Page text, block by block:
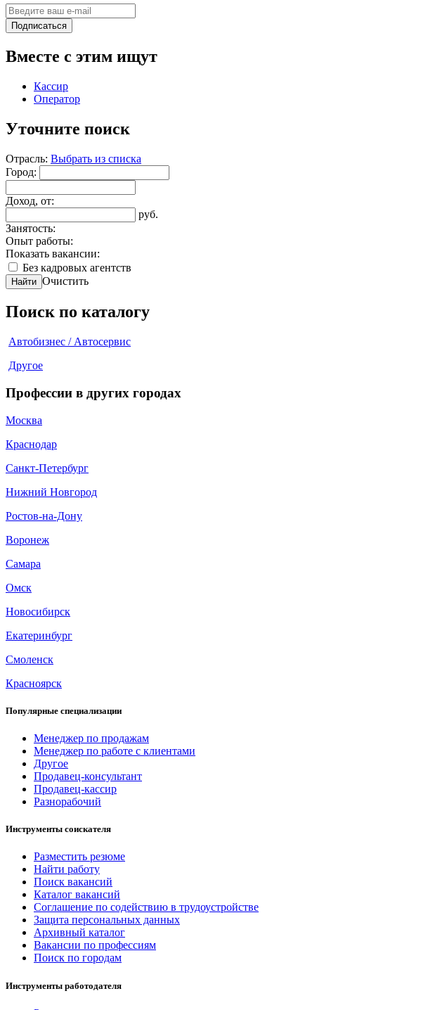
Подписаться
Вместе с этим ищут
Кассир
Оператор
Уточните поиск
Отрасль: Выбрать из списка
Город:
Доход, от:
руб.
Занятость:
Опыт работы:
Показать вакансии:
Без кадровых агентств
Найти Очистить
Поиск по каталогу
Автобизнес / Автосервис
Другое
Профессии в других городах
Москва
Краснодар
Санкт-Петербург
Нижний Новгород
Ростов-на-Дону
Воронеж
Самара
Омск
Новосибирск
Екатеринбург
Смоленск
Красноярск
Популярные специализации
Менеджер по продажам
Менеджер по работе с клиентами
Другое
Продавец-консультант
Продавец-кассир
Разнорабочий
Инструменты соискателя
Разместить резюме
Найти работу
Поиск вакансий
Каталог вакансий
Соглашение по содействию в трудоустройстве
Защита персональных данных
Архивный каталог
Вакансии по профессиям
Поиск по городам
Инструменты работодателя